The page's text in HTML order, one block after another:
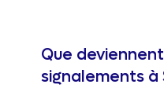
Que
signalements à